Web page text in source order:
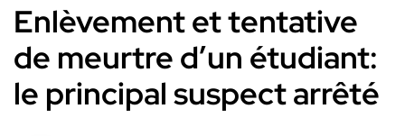
Enlèvement et tentative
de meurtre d’un étudiant:
le principal suspect arrêté